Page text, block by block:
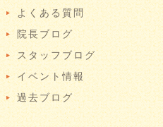
よくある質問
院長ブログ
スタッフブログ
イベント情報
過去ブログ